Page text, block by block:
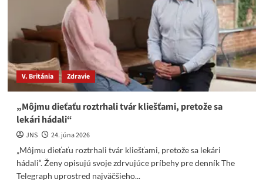
V. Británia Zdravie
„Môjmu dieťaťu roztrhali tvár kliešťami, pretože sa
lekári hádali“
JNS
24. júna 2026
„Môjmu dieťaťu roztrhali tvár kliešťami, pretože sa lekári
hádali“. Ženy opisujú svoje zdrvujúce príbehy pre denník The
Telegraph uprostred najväčšieho...